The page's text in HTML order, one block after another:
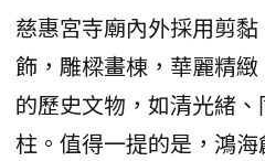
慈惠宮寺廟內外採用剪
飾，雕樑畫棟，華麗精
的歷史文物，如清光緒
柱。值得一提的是，鴻